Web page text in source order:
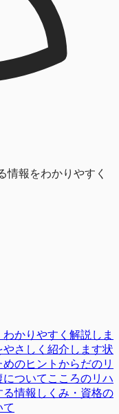
情報をわかりやすく
かりやすく解説しま
やさしく紹介します状
のヒント からだのリ
について こころのリハ
情報 しくみ・資格の
て